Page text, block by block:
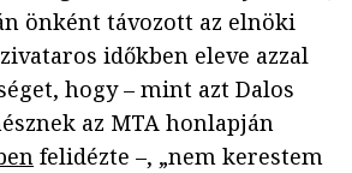
önként távozott az elnöki
időkben eleve azzal
hogy – mint azt Dalos
az MTA honlapján
felidézte –, „nem kerestem